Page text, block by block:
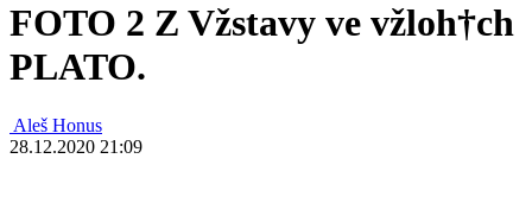
FOTO 2 Z Vžstavy ve vžloh†ch
PLATO.
Aleš Honus
28.12.2020 21:09